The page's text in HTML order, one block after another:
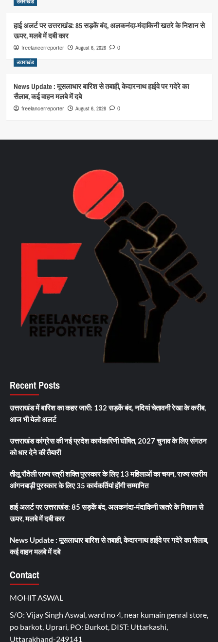
उत्तराखंड
हाई अलर्ट पर उत्तराखंड: 85 सड़कें बंद, अलकनंदा-मंदाकिनी खतरे के निशान से
ऊपर, मलबे में दबी कार
freelancerreporter August 6, 2026 0
उत्तराखंड
News Update : मूसलाधार बारिश से तबाही, केदारनाथ हाईवे पर गदेरे का
सैलाब, कई वाहन मलबे में दबे
freelancerreporter August 6, 2026 0
Recent Posts
उत्तराखंड में बारिश का कहर जारी: 132 सड़कें बंद, नदियां चेतावनी रेखा के करीब,
आज भी येलो अलर्ट
उत्तराखंड कांग्रेस की नई प्रदेश कार्यकारिणी घोषित, 2027 चुनाव के लिए संगठन
को धार देने की तैयारी
तीलू रौतेली राज्य स्त्री शक्ति पुरस्कार के लिए 13 महिलाओं का चयन, राज्य स्तरीय
आंगनबाड़ी पुरस्कार के लिए 35 कार्यकर्तियां होंगी सम्मानित
हाई अलर्ट पर उत्तराखंड: 85 सड़कें बंद, अलकनंदा-मंदाकिनी खतरे के निशान से
ऊपर, मलबे में दबी कार
News Update : मूसलाधार बारिश से तबाही, केदारनाथ हाईवे पर गदेरे का सैलाब,
कई वाहन मलबे में दबे
Contact
MOHIT ASWAL
S/O: Vijay Singh Aswal, ward no 4, near kumain genral store,
po barkot, Uprari, PO: Burkot, DIST: Uttarkashi,
Uttarakhand-249141